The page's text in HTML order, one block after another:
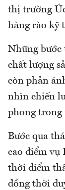
thị trường
hàng rào kỹ
Những bước
chất lượng
còn phản
nhìn chiến
phong trong
Bước qua
cao điểm vụ
thời điểm
đồng thời